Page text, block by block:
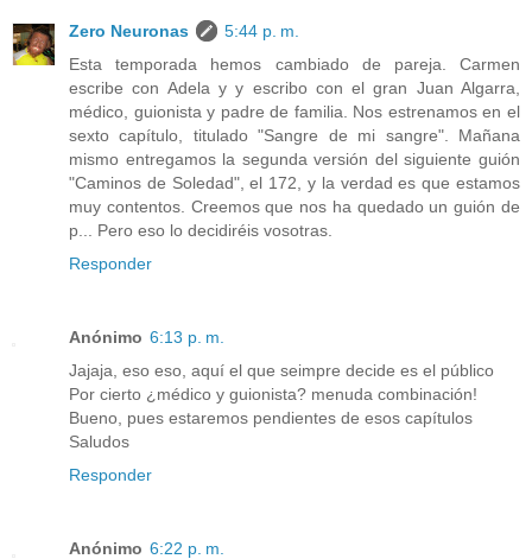
Zero Neuronas
5:44 p. m.
Esta temporada hemos cambiado de pareja. Carmen
escribe con Adela y y escribo con el gran Juan Algarra,
médico, guionista y padre de familia. Nos estrenamos en el
sexto capítulo, titulado "Sangre de mi sangre". Mañana
mismo entregamos la segunda versión del siguiente guión
"Caminos de Soledad", el 172, y la verdad es que estamos
muy contentos. Creemos que nos ha quedado un guión de
p... Pero eso lo decidiréis vosotras.
Responder
Anónimo 6:13 p. m.
Jajaja, eso eso, aquí el que seimpre decide es el público
Por cierto ¿médico y guionista? menuda combinación!
Bueno, pues estaremos pendientes de esos capítulos
Saludos
Responder
Anónimo 6:22 p. m.